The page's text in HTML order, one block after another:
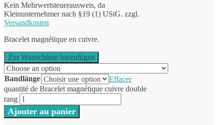
Kein Mehrwertsteuerausweis, da
Kleinunternehmer nach §19 (1) UStG. zzgl.
Versandkosten
Bracelet magnétique en cuivre.
Zur Wunschliste hinzufügen
Bandlänge
Effacer
quantité de Bracelet magnétique cuivre double
rang
Ajouter au panier